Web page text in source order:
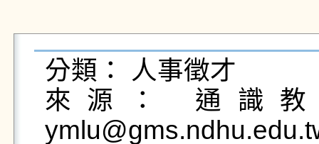
分類： 人事徵才
來源： 通識